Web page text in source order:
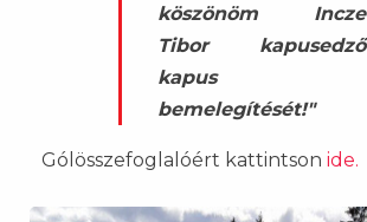
köszönöm Incze
Tibor kapusedző
kapus
bemelegítését!"
Gólösszefoglalóért kattintson ide.